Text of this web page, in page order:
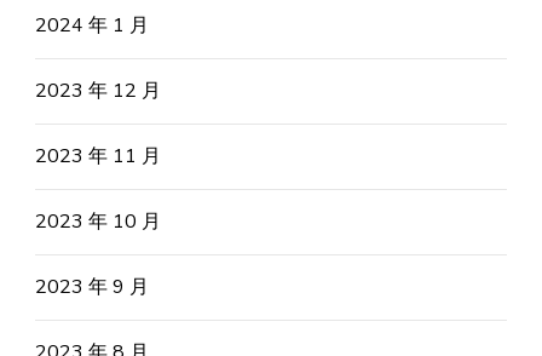
2024 年 1 月
2023 年 12 月
2023 年 11 月
2023 年 10 月
2023 年 9 月